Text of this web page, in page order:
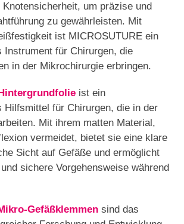
um präzise und
zu gewährleisten. Mit
ist MICROSUTURE ein
Instrument für Chirurgen, die
in der Mikrochirurgie erbringen.
Hintergrundfolie ist ein
Hilfsmittel für Chirurgen, die in der
Mit ihrem matten Material,
vermeidet, bietet sie eine klare
Sicht auf Gefäße und ermöglicht
sichere Vorgehensweise während
Gefäßklemmensind das